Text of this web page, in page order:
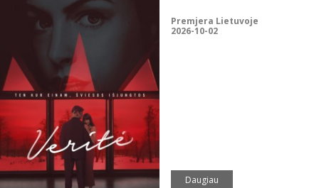
Premjera Lietuvoje
2026-10-02
Daugiau